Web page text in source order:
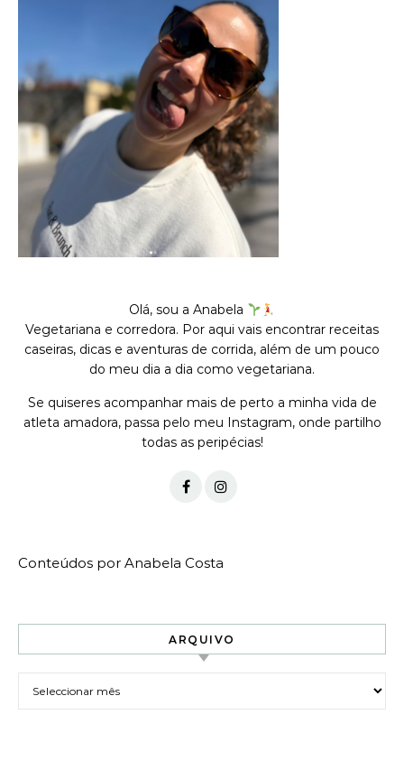
Olá, sou a Anabela
Vegetariana e corredora. Por aqui vais encontrar receitas
caseiras, dicas e aventuras de corrida, além de um pouco
do meu dia a dia como vegetariana.
Se quiseres acompanhar mais de perto a minha vida de
atleta amadora, passa pelo meu Instagram, onde partilho
todas as peripécias!
Conteúdos por Anabela Costa
ARQUIVO